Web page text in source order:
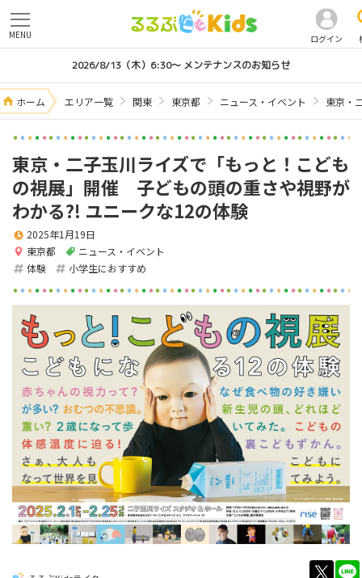
ログイン
MENU
2026/8/13（木）6:30～ メンテナンスのお知らせ
ホーム エリア一覧 関東 東京都 ニュース・イベント 東京・
東京・二子玉川ライズで「もっと！こども
の視展」開催 子どもの頭の重さや視野が
わかる?! ユニークな12の体験
東京都 ニュース・イベント
2025年1月19日
体験 小学生におすすめ